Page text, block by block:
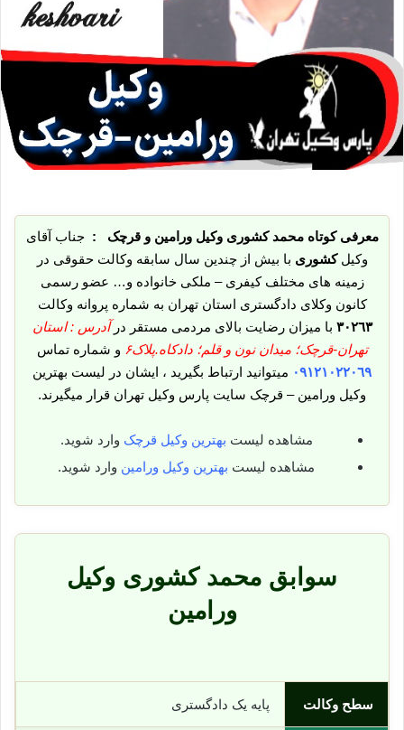
معرفی کوتاه محمد کشوری وکیل ورامین و قرچک :جناب آقای
وکیلکشوری با بیش از چندین سال سابقه وکالت حقوقی در
زمینه های مختلف کیفری – ملکی خانواده و… عضو رسمی
کانون وکلای دادگستری استان تهران به شماره پروانه وکالت
٣٠٢٦٣ با میزان رضایت بالای مردمی مستقر درآدرس : استان
تهران-قرچک؛ میدان نون و قلم؛ دادکاه.پلاک۶
و شماره تماس
٠٩١٢١٠٢٢٠٦٩ میتوانید ارتباط بگیرید ، ایشان در لیست بهترین
وکیل ورامین – قرچک سایت پارس وکیل تهران قرار میگیرند.
مشاهده لیست بهترین وکیل قرچک وارد شوید.
مشاهده لیست بهترین وکیل ورامین وارد شوید.
سوابق محمد کشوری وکیل
ورامین
سطح وکالت پایه یک دادگستری